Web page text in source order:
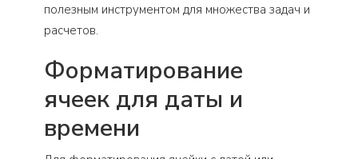
полезным инструментом для множества задач и
расчетов.
Форматирование
ячеек для даты и
времени